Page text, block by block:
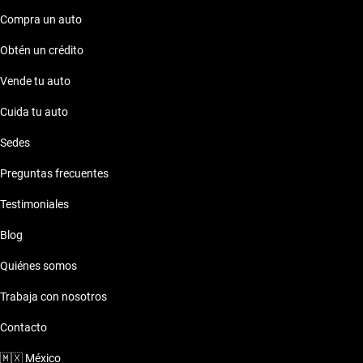
Compra un auto
Obtén un crédito
Vende tu auto
Cuida tu auto
Sedes
Preguntas frecuentes
Testimoniales
Blog
Quiénes somos
Trabaja con nosotros
Contacto
🇲🇽 México